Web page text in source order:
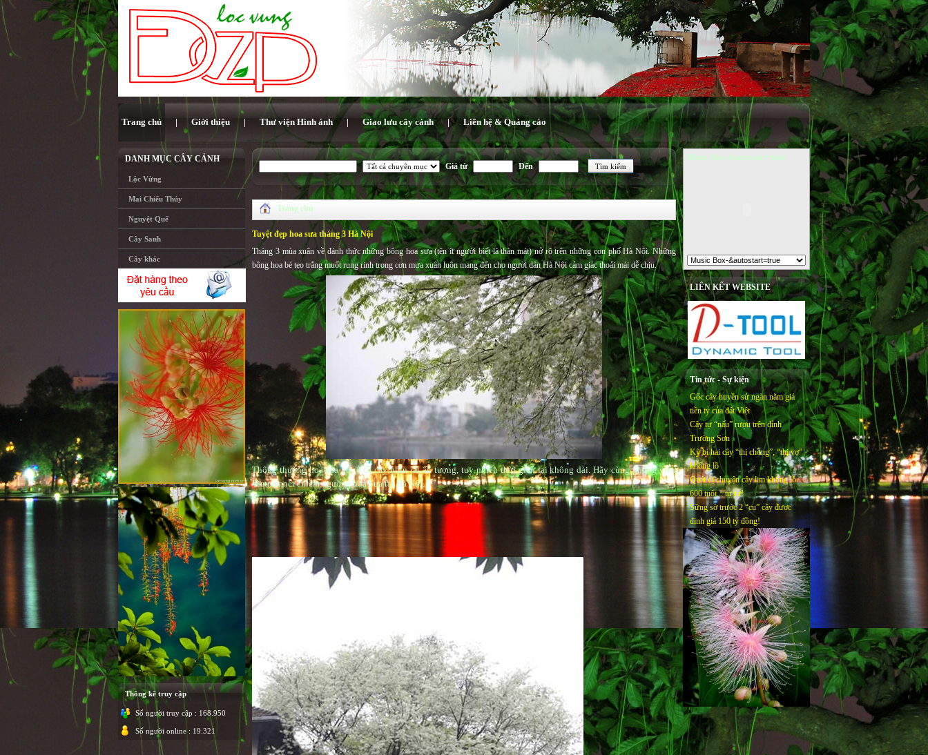
Trang chủ | Giới thiệu | Thư viện Hình ảnh | Giao lưu cây cảnh | Liên hệ & Quảng cáo
DANH MỤC CÂY CẢNH
Lộc Vừng
Mai Chiếu Thủy
Nguyệt Quế
Cây Sanh
Cây khác
Thông kê truy cập
Số người truy cập : 168.950
Số người online : 19.321
Giá từ Đến
Trang chủ
Tuyệt đẹp hoa sưa tháng 3 Hà Nội
Tháng 3 mùa xuân về đánh thức những bông hoa sưa (tên ít người biết là thàn mát) nở rộ trên những con phố Hà Nội. Những
bông hoa bé tẹo trắng muốt rung rinh trong cơn mưa xuân luôn mang đến cho người dân Hà Nội cảm giác thoải mái dễ chịu.
Thông thường hoa sưa nở rộ cả cây nhìn rất ấn tượng, tuy nhiên thời gian lại không dài. Hãy cùng phóng viên
Vietnamnet chiêm ngưỡng hoa Sưa tại Hà Nội.
ội.
Music Box-&autostart=true
LIÊN KẾT WEBSITE
Tin tức - Sự kiện
Gốc cây huyền sử ngàn năm giá
tiền tỷ của đất Việt
Cây tự “nấu” rượu trên đỉnh
Trường Sơn
Kỳ bí hai cây “thị chồng”, “thị vợ”
khổng lồ
Quái dị chuyện cây lim khổng lồ
600 tuổi... tự tử!
Sững sờ trước 2 “cụ” cây được
định giá 150 tỷ đồng!